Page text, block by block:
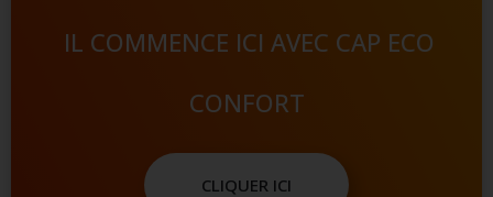
IL COMMENCE ICI AVEC CAP ECO
CONFORT
CLIQUER ICI